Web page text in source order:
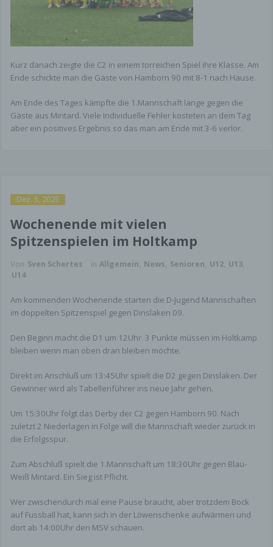
Kurz danach zeigte die C2 in einem torreichen Spiel ihre Klasse. Am
Ende schickte man die Gäste von Hamborn 90 mit 8-1 nach Hause.
Am Ende des Tages kämpfte die 1.Mannschaft lange gegen die
Gäste aus Mintard. Viele Individuelle Fehler kosteten an dem Tag
aber ein positives Ergebnis so das man am Ende mit 3-6 verlor.
Dez. 5, 2025
Wochenende mit vielen
Spitzenspielen im Holtkamp
Von Sven Schertes in Allgemein, News, Senioren, U12, U13,
U14
Am kommenden Wochenende starten die D-Jugend Mannschaften
im doppelten Spitzenspiel gegen Dinslaken 09.
Den Beginn macht die D1 um 12Uhr. 3 Punkte müssen im Holtkamp
bleiben wenn man oben dran bleiben möchte.
Direkt im Anschluß um 13:45Uhr spielt die D2 gegen Dinslaken. Der
Gewinner wird als Tabellenführer ins neue Jahr gehen.
Um 15:30Uhr folgt das Derby der C2 gegen Hamborn 90. Nach
zuletzt 2 Niederlagen in Folge will die Mannschaft wieder zurück in
die Erfolgsspur.
Zum Abschluß spielt die 1.Mannschaft um 18:30Uhr gegen Blau-
Weiß Mintard. Ein Sieg ist Pflicht.
Wer zwischendurch mal eine Pause braucht, aber trotzdem Bock
auf Fussball hat, kann sich in der Löwenschenke aufwärmen und
dort ab 14:00Uhr den MSV schauen.
können Sie sich jederzeit unter der im Impressum
angegebenen Adresse an uns wenden.
Widerspruch Werbe-Mails
Der Nutzung von im Rahmen der
zur Übersendung von nicht ausdrücklich
angeforderter Werbung und
widersprochen. Die Betreiber der Seiten behalten
Datenschutzbeauftragter
Gesetzlich vorgeschriebener
Datenschutzbeauftragter
Datenverarbeitung auf dieser Website ist:
Sportfreunde Hamborn 07 Jugendabteilung e.V.
Wenn Sie Fragen zum Datenschutz haben,
Sie sich direkt an die für den Datenschutz
verantwortliche Person in unserer Organisation.
Datenerfassung auf unserer Website
Cookies
Die Internetseiten verwenden teilweise so
genannte Cookies. Cookies richten auf Ihrem
Viren. Cookies dienen dazu, unser Angebot
nutzerfreundlicher, effektiver und sicherer zu
machen. Cookies sind kleine Textdateien, die auf